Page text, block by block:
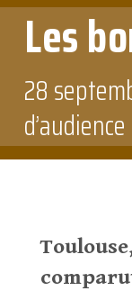
Les
28
d’audience